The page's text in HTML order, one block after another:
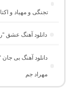
تجنگی و مهیاد و
دانلود آهنگ عشق
دانلود آهنگ بی
مهراد جم